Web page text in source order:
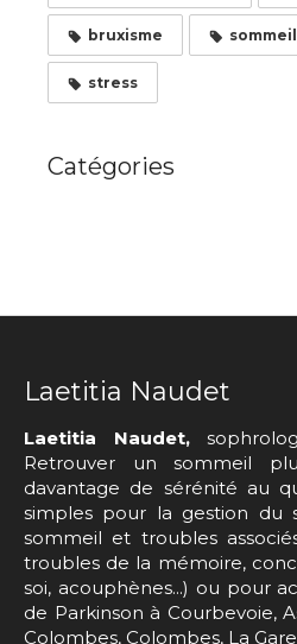
bruxisme sommeil
stress
Catégories
Laetitia Naudet
Laetitia Naudet,
Retrouver un sommeil
davantage de sérénité au
simples pour la gestion du
sommeil et troubles
troubles de la mémoire,
soi, acouphènes...) ou pour
de Parkinson à Courbevoie,
Colombes, Colombes, La